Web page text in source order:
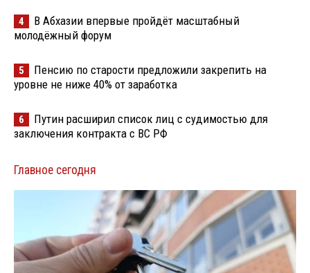
4
В Абхазии впервые пройдёт масштабный
молодёжный форум
5
Пенсию по старости предложили закрепить на
уровне не ниже 40% от заработка
6
Путин расширил список лиц с судимостью для
заключения контракта с ВС РФ
Главное сегодня